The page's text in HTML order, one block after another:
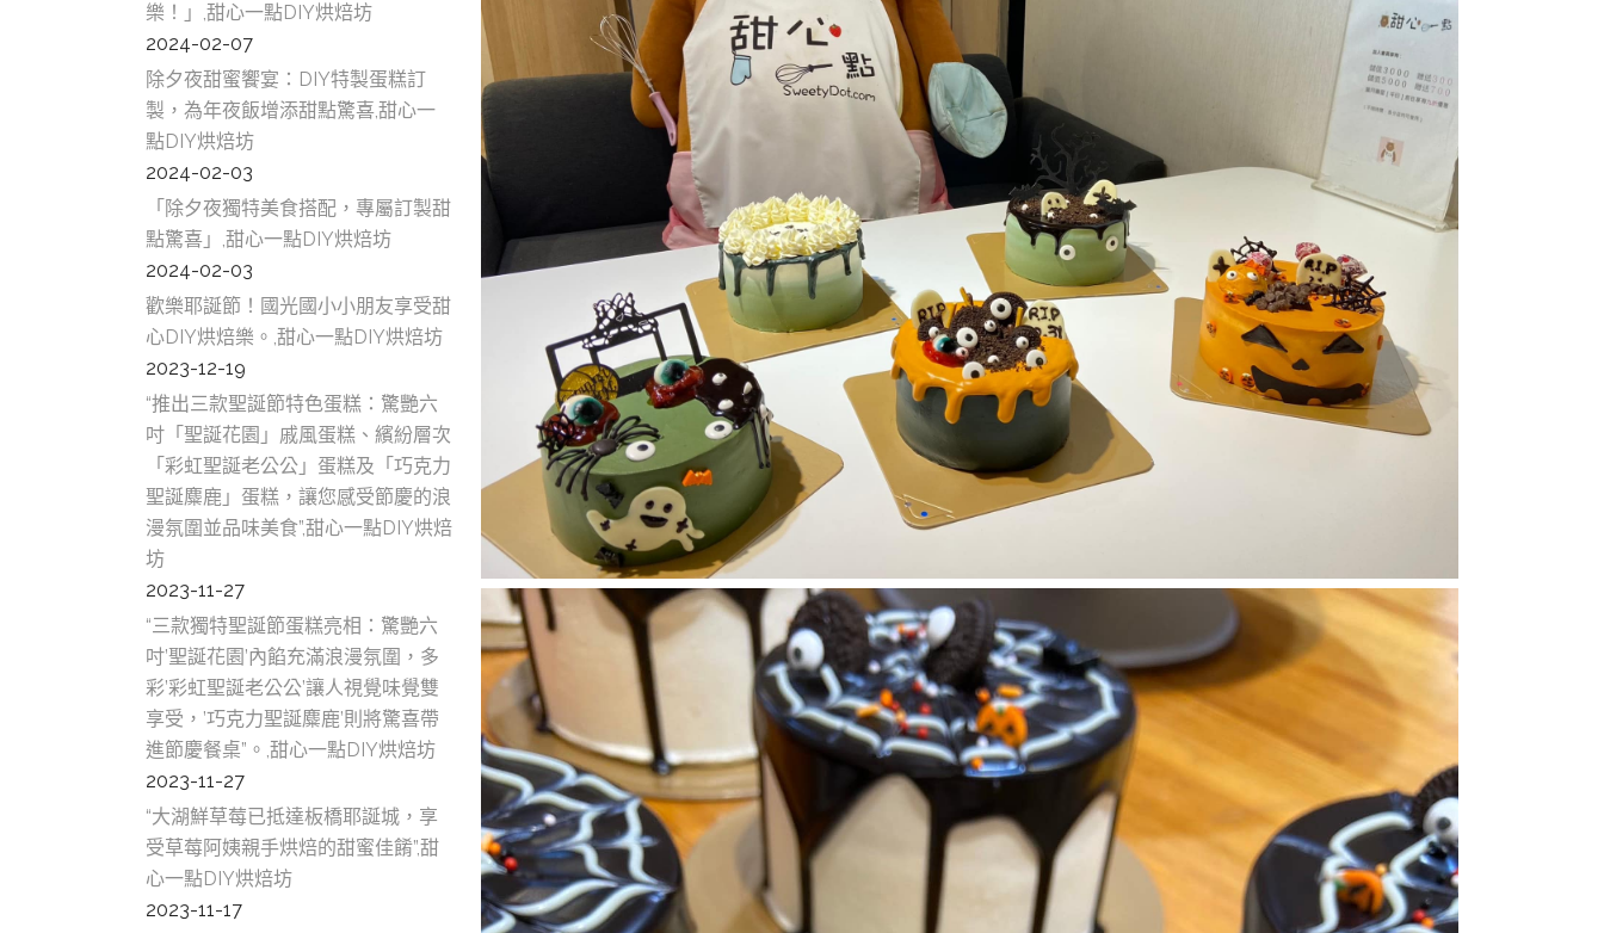
樂！」,甜心一點DIY烘焙坊
2024-02-07
除夕夜甜蜜饗宴：DIY特製蛋糕訂
製，為年夜飯增添甜點驚喜,甜心一
點DIY烘焙坊
2024-02-03
「除夕夜獨特美食搭配，專屬訂製甜
點驚喜」,甜心一點DIY烘焙坊
2024-02-03
歡樂耶誕節！國光國小小朋友享受甜
心DIY烘焙樂。,甜心一點DIY烘焙坊
2023-12-19
“推出三款聖誕節特色蛋糕：驚艷六
吋「聖誕花園」戚風蛋糕、繽紛層次
「彩虹聖誕老公公」蛋糕及「巧克力
聖誕麋鹿」蛋糕，讓您感受節慶的浪
漫氛圍並品味美食”,甜心一點DIY烘焙
坊
2023-11-27
“三款獨特聖誕節蛋糕亮相：驚艷六
吋’聖誕花園’內餡充滿浪漫氛圍，多
彩’彩虹聖誕老公公’讓人視覺味覺雙
享受，’巧克力聖誕麋鹿’則將驚喜帶
進節慶餐桌”。,甜心一點DIY烘焙坊
2023-11-27
“大湖鮮草莓已抵達板橋耶誕城，享
受草莓阿姨親手烘焙的甜蜜佳餚”,甜
心一點DIY烘焙坊
2023-11-17